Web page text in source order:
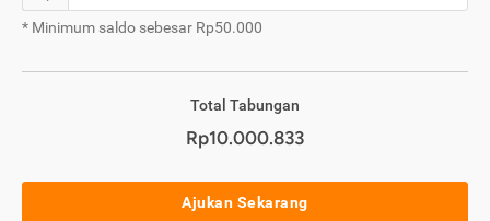
* Minimum saldo sebesar Rp50.000
Total Tabungan
Rp10.000.833
Ajukan Sekarang